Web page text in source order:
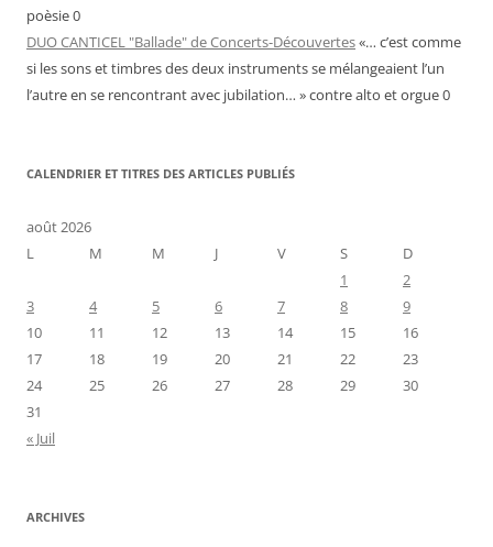
poèsie 0
DUO CANTICEL "Ballade" de Concerts-Découvertes«… c’est comme
si les sons et timbres des deux instruments se mélangeaient l’un
l’autre en se rencontrant avec jubilation… » contre alto et orgue 0
CALENDRIER ET TITRES DES ARTICLES PUBLIÉS
août 2026
L
M M J V S
D
1
2
3
4 5 6 7 8
9
10
11 12 13 14 15
16
17
18 19 20 21 22
23
24
25 26 27 28 29
30
31
« Juil
ARCHIVES